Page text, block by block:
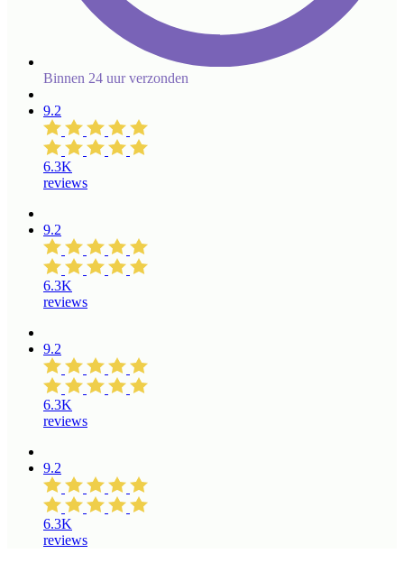
Binnen 24 uur verzonden
9.2
6.3K
reviews
9.2
6.3K
reviews
9.2
6.3K
reviews
9.2
6.3K
reviews